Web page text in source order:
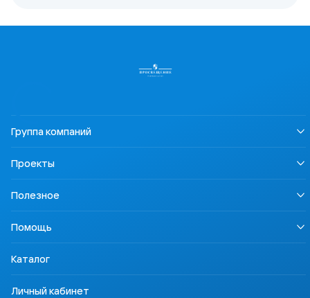
Группа компаний
Устойчивое развитие
Информация для СМИ
Карьера
Правовая информация
Осторожно, контрафакт
Контакты
Проекты
Урок безопасности
Наша Победа
Профориентация
Учимся для жизни
ССТ Лингвотест
Полезное
Родителям
Ученикам
Партнёрам
Инвесторам
Помощь
Где купить
Задать вопрос
Каталог
Личный кабинет